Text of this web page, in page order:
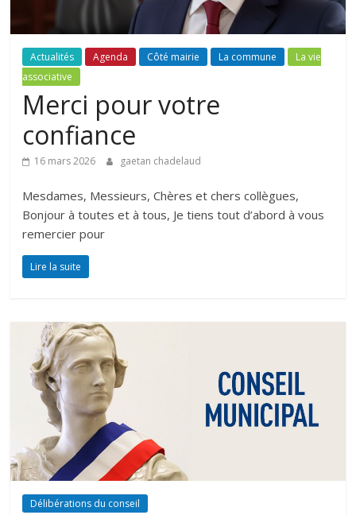
Actualités Agenda Côté mairie La commune
La vie
associative
Merci pour votre
confiance
16 mars 2026 gaetan chadelaud
Mesdames, Messieurs, Chères et chers collègues,
Bonjour à toutes et à tous, Je tiens tout d’abord à vous
remercier pour
Lire la suite
Délibérations du conseil